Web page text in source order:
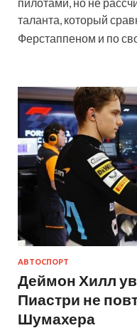
пилотами, но не
таланта, который
Ферстаппеном и по
АВТОСПОРТ
Деймон Хилл
Пиастри не
Шумахера